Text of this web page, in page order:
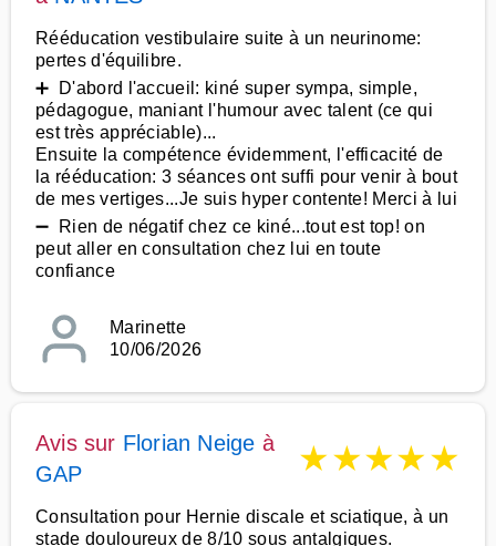
Rééducation vestibulaire suite à un neurinome:
pertes d'équilibre.
➕ D'abord l'accueil: kiné super sympa, simple,
pédagogue, maniant l'humour avec talent (ce qui
est très appréciable)...
Ensuite la compétence évidemment, l'efficacité de
la rééducation: 3 séances ont suffi pour venir à bout
de mes vertiges...Je suis hyper contente! Merci à lui
➖ Rien de négatif chez ce kiné...tout est top! on
peut aller en consultation chez lui en toute
confiance
Marinette
10/06/2026
Avis sur Florian Neige à
GAP
★★★★★
Consultation pour Hernie discale et sciatique, à un
stade douloureux de 8/10 sous antalgiques.